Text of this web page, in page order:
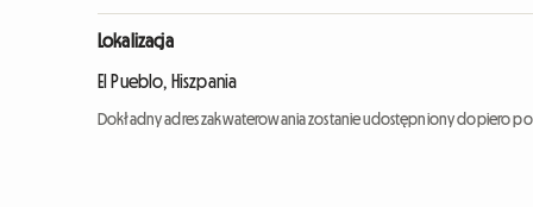
Lokalizacja
El Pueblo, Hiszpania
Dokładny adres zakwaterowania zostanie udostępniony dopiero